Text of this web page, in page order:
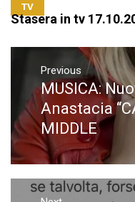
TV
Stasera in tv
Navigazione
articoli
Previous
Previous
post:
MUSICA:
Anastacia
MIDDLE